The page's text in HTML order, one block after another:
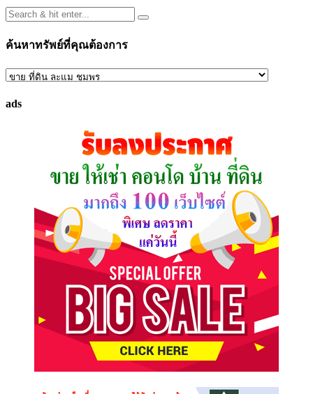
ค้นหาทรัพย์ที่คุณต้องการ
ค้นหา
ที่
ads